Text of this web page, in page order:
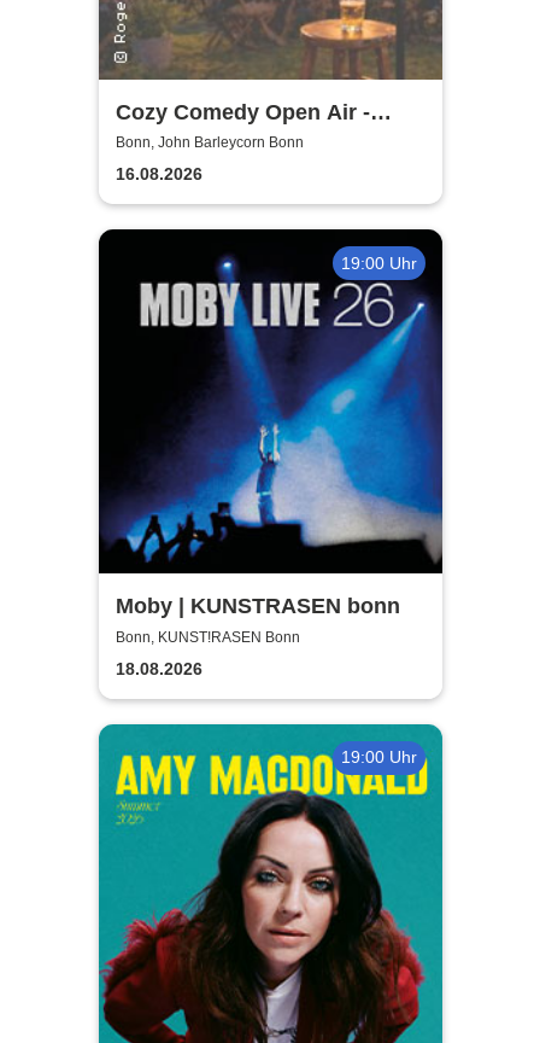
Cozy Comedy Open Air -
John Barleycorn Bonn
Bonn, John Barleycorn Bonn
16.08.2026
19:00 Uhr
Moby | KUNSTRASEN bonn
Bonn, KUNST!RASEN Bonn
18.08.2026
19:00 Uhr